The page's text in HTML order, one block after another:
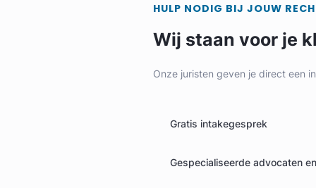
HULP NODIG BIJ JOUW
Wij staan voor je
Onze juristen geven je direct een
Gratis intakegesprek
Gespecialiseerde advocaten